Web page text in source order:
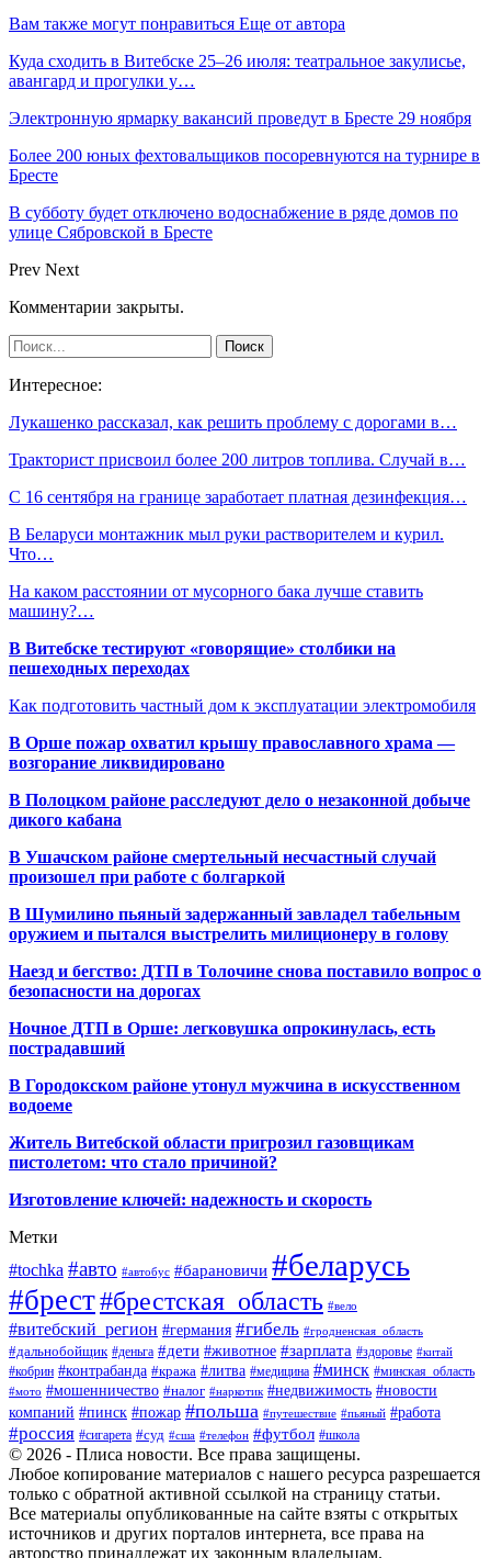
Вам также могут понравиться Еще от автора
Куда сходить в Витебске 25–26 июля: театральное закулисье,
авангард и прогулки у…
Электронную ярмарку вакансий проведут в Бресте 29 ноября
Более 200 юных фехтовальщиков посоревнуются на турнире в
Бресте
В субботу будет отключено водоснабжение в ряде домов по
улице Сябровской в Бресте
Prev Next
Комментарии закрыты.
Интересное:
Лукашенко рассказал, как решить проблему с дорогами в…
Тракторист присвоил более 200 литров топлива. Случай в…
С 16 сентября на границе заработает платная дезинфекция…
В Беларуси монтажник мыл руки растворителем и курил.
Что…
На каком расстоянии от мусорного бака лучше ставить
машину?…
В Витебске тестируют «говорящие» столбики на
пешеходных переходах
Как подготовить частный дом к эксплуатации электромобиля
В Орше пожар охватил крышу православного храма —
возгорание ликвидировано
В Полоцком районе расследуют дело о незаконной добыче
дикого кабана
В Ушачском районе смертельный несчастный случай
произошел при работе с болгаркой
В Шумилино пьяный задержанный завладел табельным
оружием и пытался выстрелить милиционеру в голову
Наезд и бегство: ДТП в Толочине снова поставило вопрос о
безопасности на дорогах
Ночное ДТП в Орше: легковушка опрокинулась, есть
пострадавший
В Городокском районе утонул мужчина в искусственном
водоеме
Житель Витебской области пригрозил газовщикам
пистолетом: что стало причиной?
Изготовление ключей: надежность и скорость
Метки
#tochka #авто #автобус #барановичи #беларусь
#брест#брестская_область #вело
#витебский_регион #германия #гибель #гродненская_область
#дальнобойщик #деньга #дети #животное #зарплата #здоровье #китай
#кобрин #контрабанда #кража #литва #медицина #минск #минская_область
#мото #мошенничество #налог #наркотик #недвижимость #новости
компаний #пинск #пожар #польша #путешествие #пьяный #работа
#россия #сигарета #суд #сша #телефон #футбол #школа
© 2026 - Плиса новости. Все права защищены.
Любое копирование материалов с нашего ресурса разрешается
только с обратной активной ссылкой на страницу статьи.
Все материалы опубликованные на сайте взяты с открытых
источников и других порталов интернета, все права на
авторство принадлежат их законным владельцам.